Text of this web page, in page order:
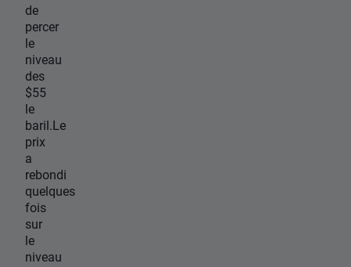
de
percer
le
niveau
des
$55
le
baril.Le
prix
a
rebondi
quelques
fois
sur
le
niveau